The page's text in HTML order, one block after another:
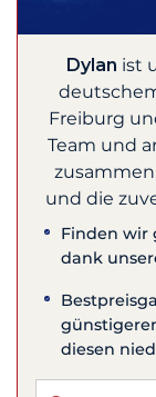
Dylan ist
Freiburg
Team und
und die
Finden wir
dank
diesen